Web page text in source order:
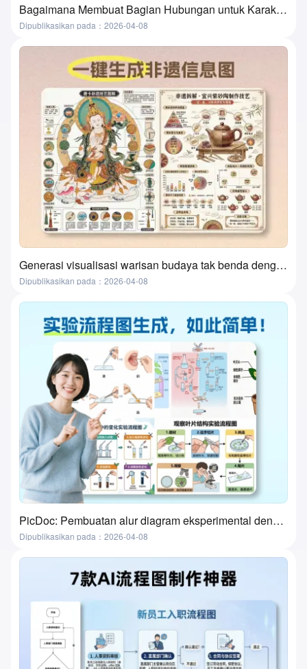
Bagaimana Membuat Bagian Hubungan untuk Karakter dalam Film, Buku, dan Buku Teks? Metode yang Super Praktis dan Sederhana
Dipublikasikan pada：2026-04-08
Generasi visualisasi warisan budaya tak benda dengan satu klik berbasis AI? Alat ini benar-benar melakukannya!
Dipublikasikan pada：2026-04-08
PicDoc: Pembuatan alur diagram eksperimental dengan satu klik—alat ultimate untuk persiapan kelas laboratorium
Dipublikasikan pada：2026-04-08